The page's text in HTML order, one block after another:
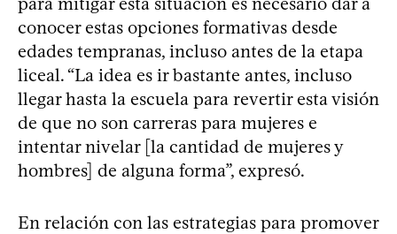
conocer estas opciones formativas desde
edades tempranas, incluso antes de la etapa
liceal. “La idea es ir bastante antes, incluso
llegar hasta la escuela para revertir esta visión
de que no son carreras para mujeres e
intentar nivelar [la cantidad de mujeres y
hombres] de alguna forma”, expresó.
En relación con las estrategias para promover